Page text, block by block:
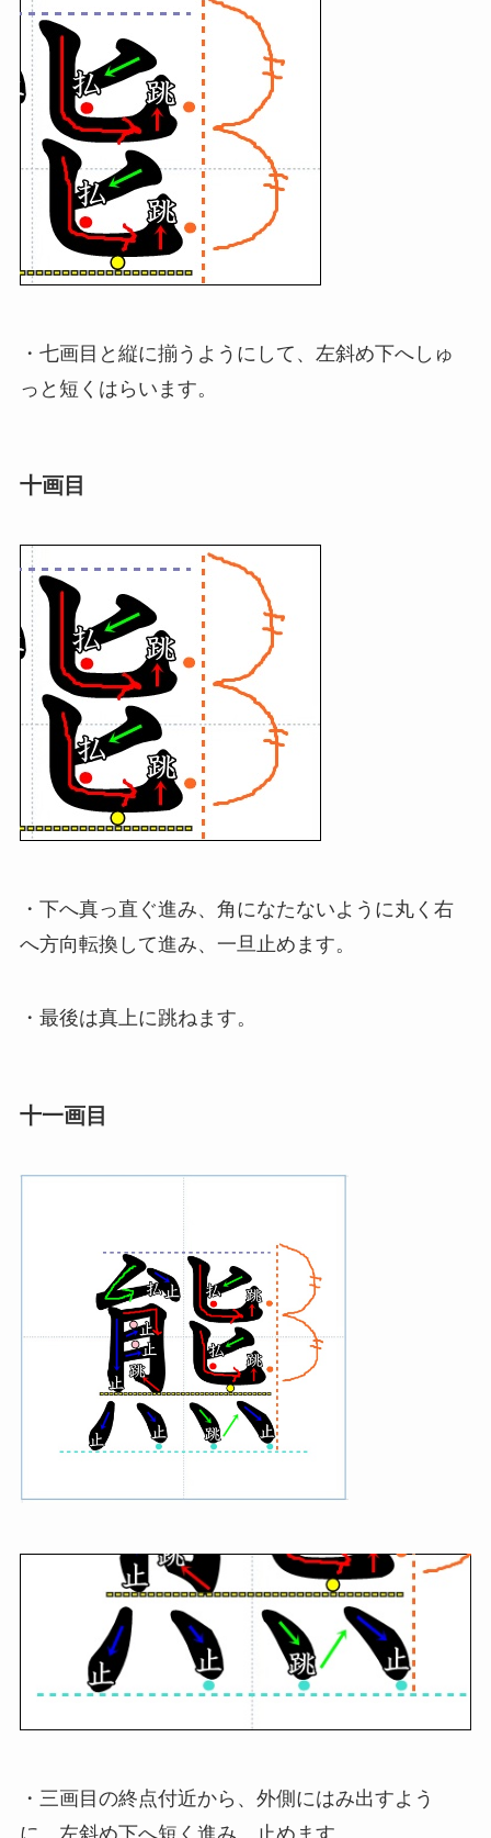
・七画目と縦に揃うようにして、左斜め下へしゅ
っと短くはらいます。
十画目
・下へ真っ直ぐ進み、角になたないように丸く右
へ方向転換して進み、一旦止めます。
・最後は真上に跳ねます。
十一画目
・三画目の終点付近から、外側にはみ出すよう